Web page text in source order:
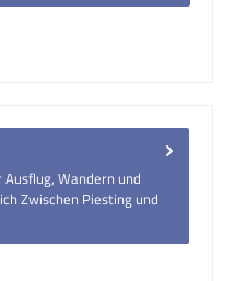
Wandern und
Zwischen Piesting und